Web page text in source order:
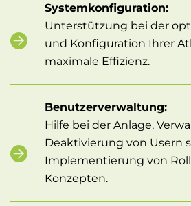
Systemkonfiguration:
Unterstützung bei der
und Konfiguration Ihrer
maximale Effizienz.
Benutzerverwaltung:
Hilfe bei der Anlage,
Deaktivierung von Usern
Implementierung von
Konzepten.